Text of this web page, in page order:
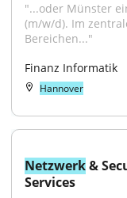
"...oder Münster
(m/w/d). Im
Bereichen..."
Finanz Informatik
Hannover
Netzwerk &
Services